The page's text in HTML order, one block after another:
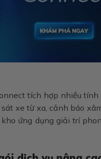
tích hợp nhiều
sát xe từ xa, cảnh báo
kho ứng dụng giải trí